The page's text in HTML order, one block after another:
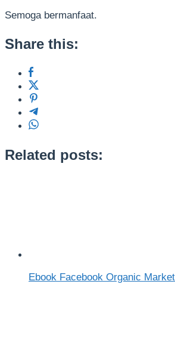
Semoga bermanfaat.
Share this:
Related posts:
Ebook Facebook Organic